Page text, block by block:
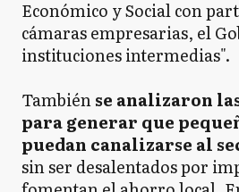
Económico y Social con
cámaras empresarias, el
instituciones intermedias".
Tambiénse analizaron
para generar que
puedan canalizarse al
sin ser desalentados por